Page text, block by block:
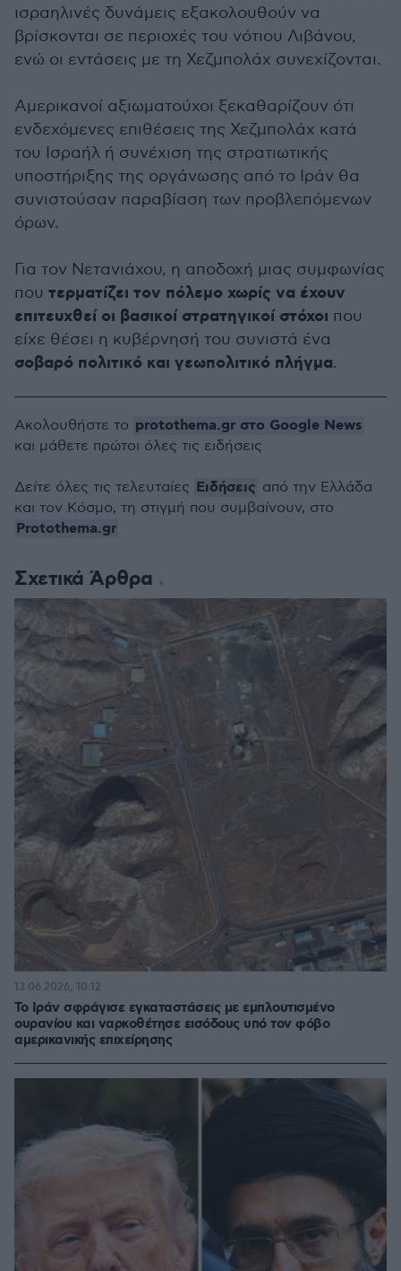
ισραηλινές δυνάμεις εξακολουθούν να
βρίσκονται σε περιοχές του νότιου Λιβάνου,
ενώ οι εντάσεις με τη Χεζμπολάχ συνεχίζονται.
Αμερικανοί αξιωματούχοι ξεκαθαρίζουν ότι
ενδεχόμενες επιθέσεις της Χεζμπολάχ κατά
του Ισραήλ ή συνέχιση της στρατιωτικής
υποστήριξης της οργάνωσης από το Ιράν θα
συνιστούσαν παραβίαση των προβλεπόμενων
όρων.
Για τον Νετανιάχου, η αποδοχή μιας συμφωνίας
που τερματίζει τον πόλεμο χωρίς να έχουν
επιτευχθεί οι βασικοί στρατηγικοί στόχοι που
είχε θέσει η κυβέρνησή του συνιστά ένα
σοβαρό πολιτικό και γεωπολιτικό πλήγμα.
Σχετικά Άρθρα
Το Ιράν σφράγισε εγκαταστάσεις με εμπλουτισμένο
ουρανίου και ναρκοθέτησε εισόδους υπό τον φόβο
αμερικανικής επιχείρησης
13.06.2026, 10:12
Ακολουθήστε το protothema.gr στο Google News
και μάθετε πρώτοι όλες τις ειδήσεις
Δείτε όλες τις τελευταίες Ειδήσεις από την Ελλάδα
και τον Κόσμο, τη στιγμή που συμβαίνουν, στο
Protothema.gr